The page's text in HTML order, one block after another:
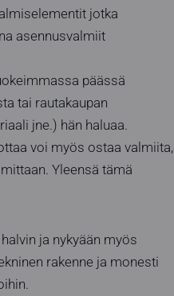
jotka
asennusvalmiit
päässä
tai rautakaupan
jne.) hän haluaa.
voi myös ostaa valmiita,
Yleensä tämä
ja nykyään myös
rakenne ja monesti